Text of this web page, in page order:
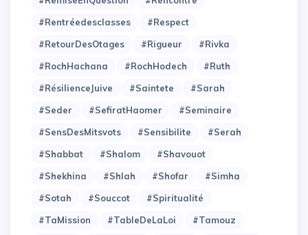
#Rentréedesclasses
#Respect
#RetourDesOtages
#Rigueur
#Rivka
#RochHachana
#RochHodech
#Ruth
#RésilienceJuive
#Saintete
#Sarah
#Seder
#SefiratHaomer
#Seminaire
#SensDesMitsvots
#Sensibilite
#Serah
#Shabbat
#Shalom
#Shavouot
#Shekhina
#Shlah #Shofar
#Simha
#Sotah
#Souccot
#Spiritualité
#TaMission
#TableDeLaLoi
#Tamouz